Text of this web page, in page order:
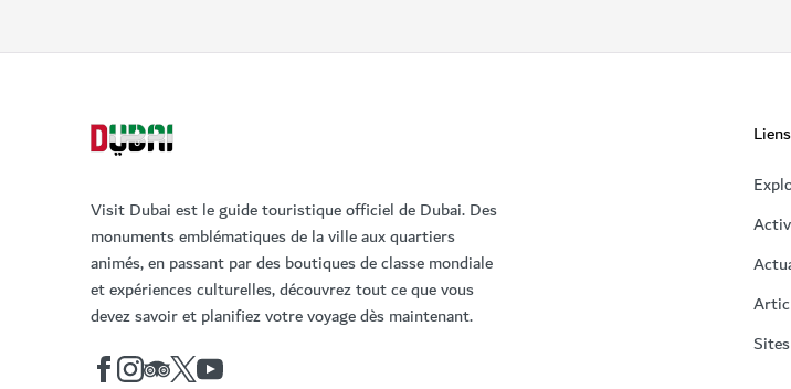
Visit Dubai est le guide touristique officiel de Dubai. Des
monuments emblématiques de la ville aux quartiers
animés, en passant par des boutiques de classe mondiale
et expériences culturelles, découvrez tout ce que vous
devez savoir et planifiez votre voyage dès maintenant.